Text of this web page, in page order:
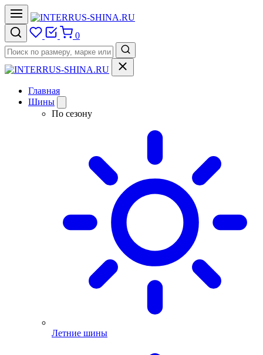
0
Главная
Шины
По сезону
Летние шины